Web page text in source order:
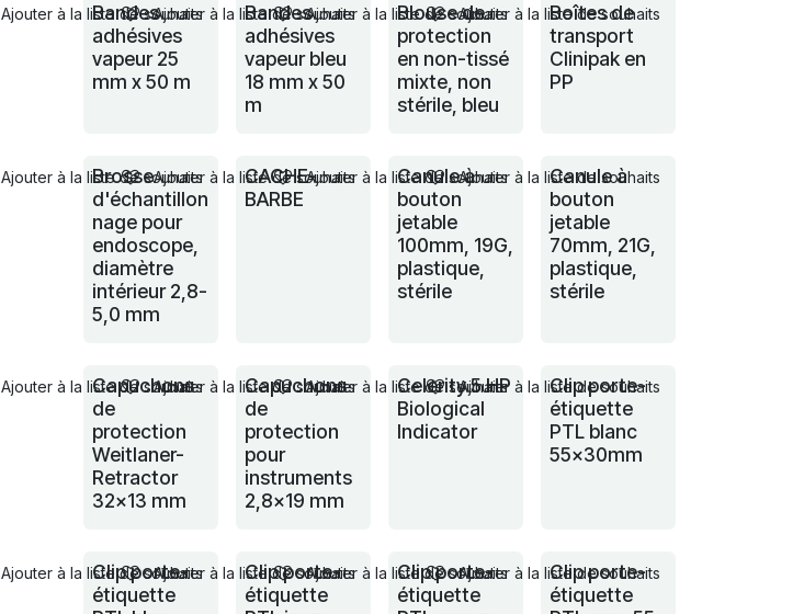
Bandes
adhésives
vapeur 25
mm x 50 m
Ajouter à la liste de souhaits
Bandes
adhésives
vapeur bleu
18 mm x 50
m
Ajouter à la liste de souhaits
Blouse de
protection
en non-tissé
mixte, non
stérile, bleu
Ajouter à la liste de souhaits
Boîtes de
transport
Clinipak en
PP
Ajouter à la liste de souhaits
Brosse
d'échantillon
nage pour
endoscope,
diamètre
intérieur 2,8-
5,0 mm
Ajouter à la liste de souhaits
CACHE-
BARBE
Ajouter à la liste de souhaits
Canule à
bouton
jetable
100mm, 19G,
plastique,
stérile
Ajouter à la liste de souhaits
Canule à
bouton
jetable
70mm, 21G,
plastique,
stérile
Ajouter à la liste de souhaits
Capuchons
de
protection
Weitlaner-
Retractor
32x13 mm
Ajouter à la liste de souhaits
Capuchons
de
protection
pour
instruments
2,8x19 mm
Ajouter à la liste de souhaits
Celerity 5 HP
Biological
Indicator
Ajouter à la liste de souhaits
Clip porte-
étiquette
PTL blanc
55x30mm
Ajouter à la liste de souhaits
Clip porte-
étiquette
Ajouter à la liste de souhaits
Clip porte-
étiquette
Ajouter à la liste de souhaits
Clip porte-
étiquette
Ajouter à la liste de souhaits
Clip porte-
étiquette
Ajouter à la liste de souhaits